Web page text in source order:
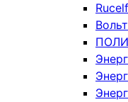
Rucelf